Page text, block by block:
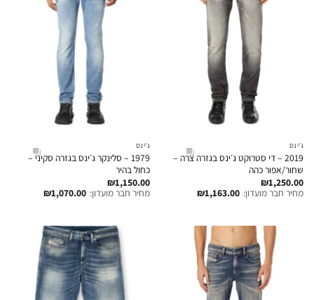
ג'ינס
2019 – די סטרוקט ג׳ינס בגזרה צרה –
שחור/אפור כהה
₪1,250.00
מחיר חבר מועדון: ₪1,163.00
ג'ינס
1979 – סלינקר ג׳ינס בגזרה סקיני –
כחול בהיר
₪1,150.00
מחיר חבר מועדון: ₪1,070.00